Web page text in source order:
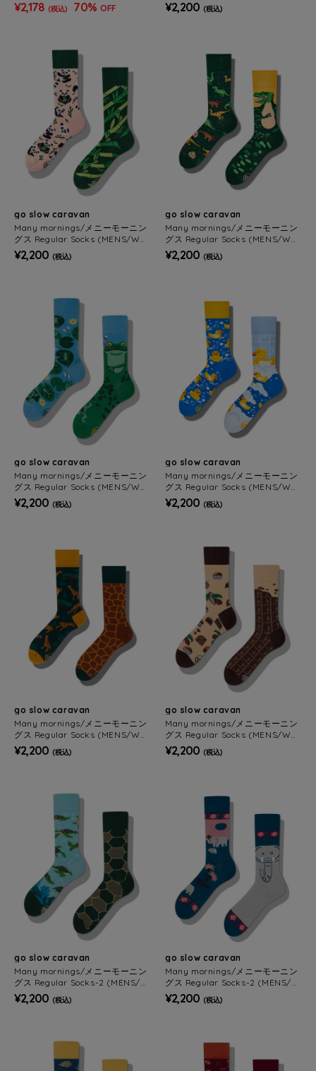
¥2,178 (税込) 70% OFF
MENS)
¥2,200 (税込)
go slow caravan
Many mornings/メニーモーニン
グス Regular Socks (MENS/WO
MENS)
¥2,200 (税込)
go slow caravan
Many mornings/メニーモーニン
グス Regular Socks (MENS/WO
MENS)
¥2,200 (税込)
go slow caravan
Many mornings/メニーモーニン
グス Regular Socks (MENS/WO
MENS)
¥2,200 (税込)
go slow caravan
Many mornings/メニーモーニン
グス Regular Socks (MENS/WO
MENS)
¥2,200 (税込)
go slow caravan
Many mornings/メニーモーニン
グス Regular Socks (MENS/WO
MENS)
¥2,200 (税込)
go slow caravan
Many mornings/メニーモーニン
グス Regular Socks (MENS/WO
MENS)
¥2,200 (税込)
go slow caravan
Many mornings/メニーモーニン
グス Regular Socks-2 (MENS/W
OMENS)
¥2,200 (税込)
go slow caravan
Many mornings/メニーモーニン
グス Regular Socks-2 (MENS/W
OMENS)
¥2,200 (税込)